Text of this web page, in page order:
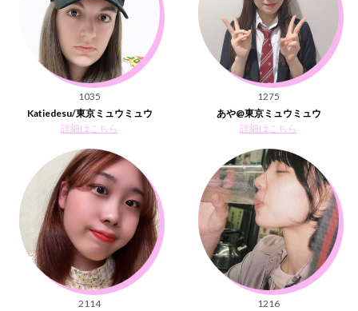
1035
Katiedesu/東京ミュウミュウ
詳細はこちら
1275
あや@東京ミュウミュウ
詳細はこちら
2114
1216